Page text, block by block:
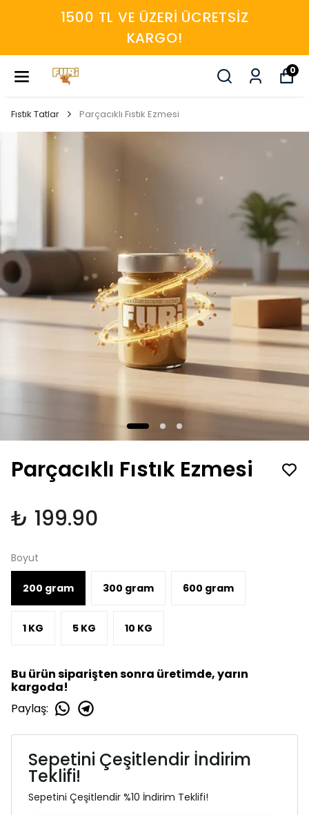
FURİ AILESINE HOŞGELDINIZ 🙂
0
Fıstık Tatlar Parçacıklı Fıstık Ezmesi
Parçacıklı Fıstık Ezmesi
₺ 199.90
Boyut
200 gram 300 gram 600 gram
1 KG 5 KG 10 KG
Bu ürün siparişten sonra üretimde, yarın
kargoda!
Paylaş:
Sepetini Çeşitlendir İndirim
Teklifi!
Sepetini Çeşitlendir %10 İndirim Teklifi!